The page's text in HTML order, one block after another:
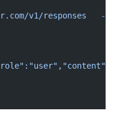
v1/responses
   -H